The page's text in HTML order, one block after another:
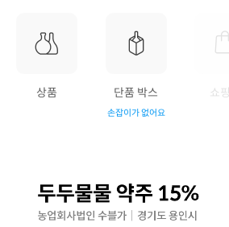
상품 단품 박스
손잡이가 없어요
쇼